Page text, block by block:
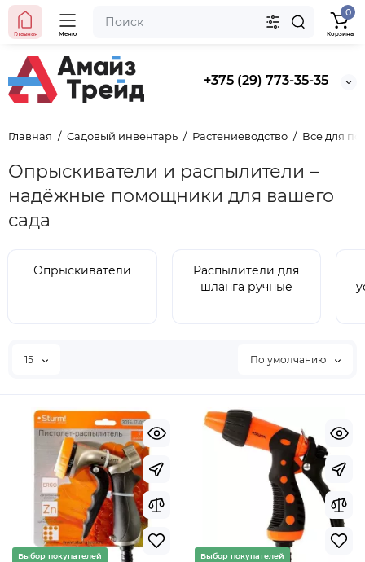
+375 (29) 773-35-35
Главная Меню
0
Корзина
Главная Садовый инвентарь Растениеводство Все для
Опрыскиватели и распылители –
надёжные помощники для вашего
сада
Опрыскиватели
Распылители для
шланга ручные
15 По умолчанию
Выбор покупателей Выбор покупателей